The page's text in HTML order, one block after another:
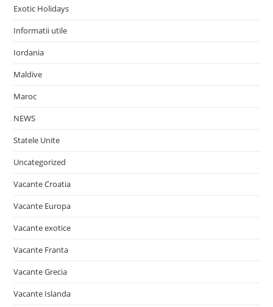
Exotic Holidays
Informatii utile
Iordania
Maldive
Maroc
NEWS
Statele Unite
Uncategorized
Vacante Croatia
Vacante Europa
Vacante exotice
Vacante Franta
Vacante Grecia
Vacante Islanda